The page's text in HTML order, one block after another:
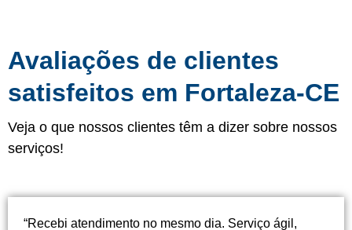
Avaliações de clientes
satisfeitos em Fortaleza-CE
Veja o que nossos clientes têm a dizer sobre nossos
serviços!
“Recebi atendimento no mesmo dia. Serviço ágil,